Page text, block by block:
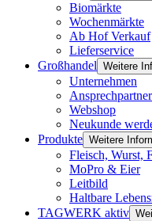
Biomärkte
Wochenmärkte
Ab Hof Verkauf
Lieferservice
Großhandel Weitere
Unternehmen
Ansprechpartner
Webshop
Neukunde
Produkte Weitere
Fleisch, Wurst,
MoPro & Eier
Leitbild
Haltbare
TAGWERK aktiv